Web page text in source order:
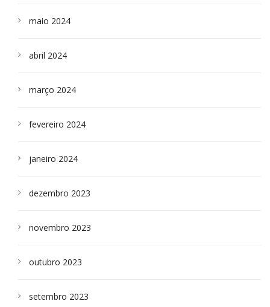
maio 2024
abril 2024
março 2024
fevereiro 2024
janeiro 2024
dezembro 2023
novembro 2023
outubro 2023
setembro 2023